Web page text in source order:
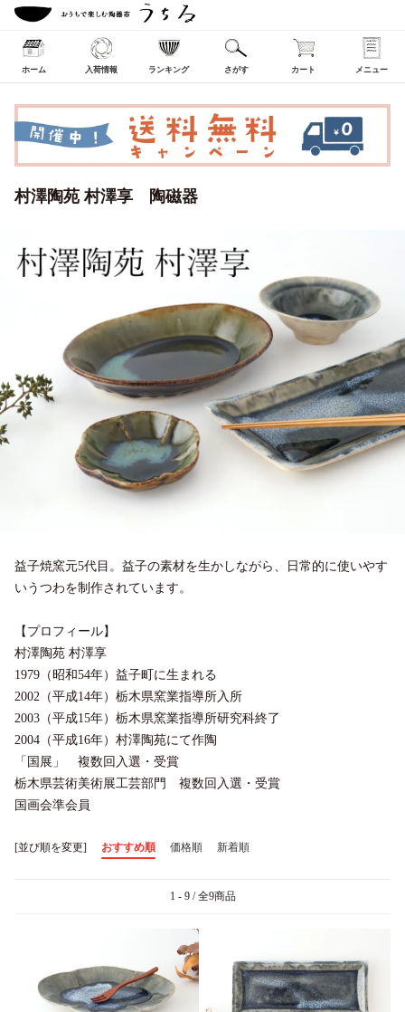
ホーム 入荷情報 ランキング さがす カート メニュー
村澤陶苑 村澤享 陶磁器
益子焼窯元5代目。益子の素材を生かしながら、日常的に使いやす
いうつわを制作されています。
【プロフィール】
村澤陶苑 村澤享
1979（昭和54年）益子町に生まれる
2002（平成14年）栃木県窯業指導所入所
2003（平成15年）栃木県窯業指導所研究科終了
2004（平成16年）村澤陶苑にて作陶
「国展」 複数回入選・受賞
栃木県芸術美術展工芸部門 複数回入選・受賞
国画会準会員
[並び順を変更] おすすめ順 価格順 新着順
1 - 9 / 全9商品